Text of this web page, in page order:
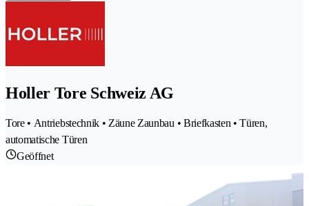
Holler Tore Schweiz AG
Tore • Antriebstechnik • Zäune Zaunbau • Briefkasten • Türen,
automatische Türen
Geöffnet